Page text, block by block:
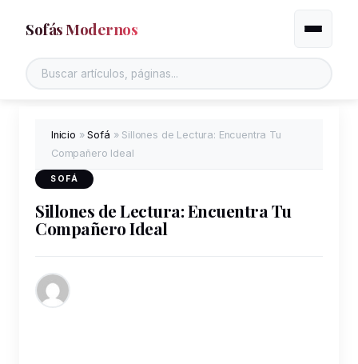
Sofás Modernos
Buscar en el sitio
Alternar
Inicio »Sofá » Sillones de Lectura: Encuentra Tu
Compañero Ideal
SOFÁ
Sillones de Lectura: Encuentra Tu
Compañero Ideal